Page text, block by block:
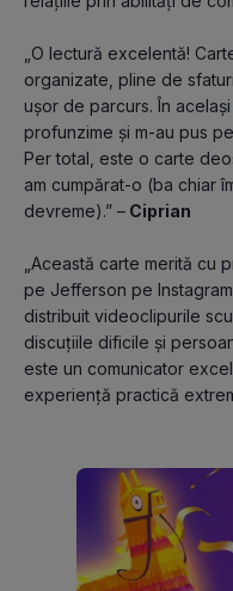
„O lectură excelentă!
organizate, pline de
ușor de parcurs. În
profunzime și m-au pus
Per total, este o carte
am cumpărat-o (ba chiar
devreme).” – Ciprian
„Această carte merită cu
pe Jefferson pe
distribuit videoclipurile
discuțiile dificile și
este un comunicator
experiență practică